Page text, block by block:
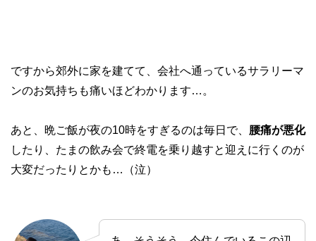
ですから郊外に家を建てて、会社へ通っているサラリーマ
ンのお気持ちも痛いほどわかります…。
あと、晩ご飯が夜の10時をすぎるのは毎日で、 腰痛が悪化
したり、たまの飲み会で終電を乗り越すと迎えに行くのが
大変だったりとかも…（泣）